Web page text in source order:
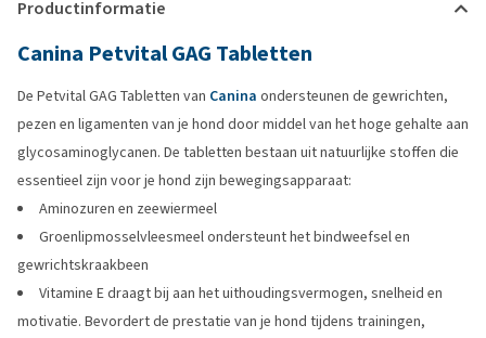
Productinformatie
Canina Petvital GAG Tabletten
De Petvital GAG Tabletten van Canina ondersteunen de gewrichten,
pezen en ligamenten van je hond door middel van het hoge gehalte aan
glycosaminoglycanen. De tabletten bestaan uit natuurlijke stoffen die
essentieel zijn voor je hond zijn bewegingsapparaat:
Aminozuren en zeewiermeel
Groenlipmosselvleesmeel ondersteunt het bindweefsel en
gewrichtskraakbeen
Vitamine E draagt bij aan het uithoudingsvermogen, snelheid en
motivatie. Bevordert de prestatie van je hond tijdens trainingen,